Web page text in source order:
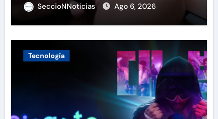
SeccioNNoticias Ago 6, 2026
Tecnología